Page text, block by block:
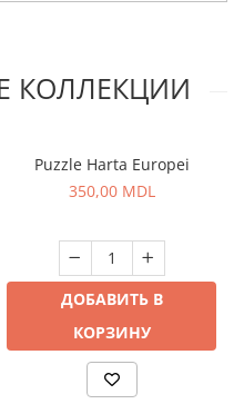
КОЛЛЕКЦИИ
Puzzle Harta Europei
350,00 MDL
ДОБАВИТЬ В
КОРЗИНУ